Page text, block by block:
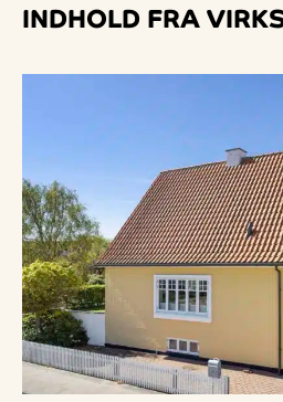
INDHOLD FRA